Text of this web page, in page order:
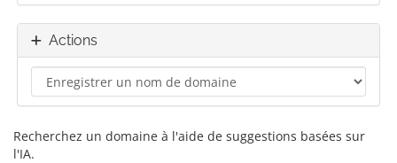
Actions
Recherchez un domaine à l'aide de suggestions basées sur
l'IA.